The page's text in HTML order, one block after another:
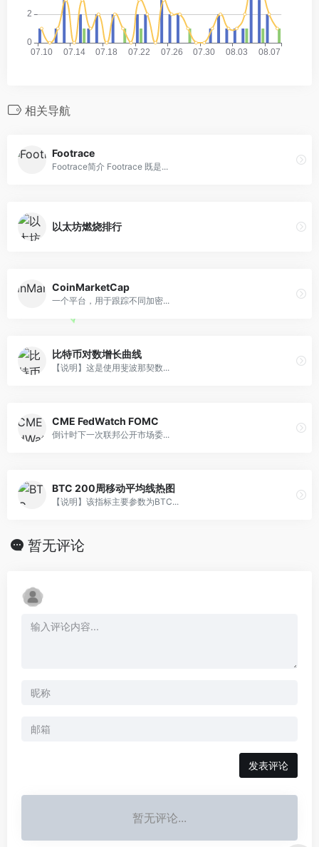
相关导航
Footrace
Footrace简介 Footrace 既是...
以太坊燃烧排行
CoinMarketCap
一个平台，用于跟踪不同加密...
比特币对数增长曲线
【说明】这是使用斐波那契数...
CME FedWatch FOMC
倒计时下一次联邦公开市场委...
BTC 200周移动平均线热图
【说明】该指标主要参数为BTC...
暂无评论
发表评论
暂无评论...